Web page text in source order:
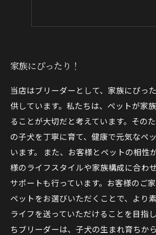
家族にぴったり！
当店はブリーダーとして、家族にぴっ
供しています。私たちは、ペットが家
ることが大切だと考えています。その
の子犬を丁寧に育て、健康で元気なペ
います。 また、お客様とペットの相性
様のライフスタイルや家族構成に合わ
サポートも行っています。お客様のご
ペットをお選びいただくことで、より
ライフを送っていただけることを目指
ちブリーダーは、子犬の生まれ育ちか